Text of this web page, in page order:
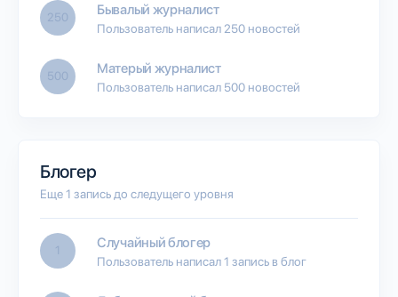
250 Бывалый журналист
Пользователь написал 250 новостей
500 Матерый журналист
Пользователь написал 500 новостей
Блогер
Еще 1 запись до следущего уровня
1 Случайный блогер
Пользователь написал 1 запись в блог